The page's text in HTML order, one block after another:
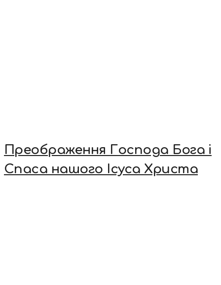
Преображення Господа Бога і
Спаса нашого Ісуса Христа